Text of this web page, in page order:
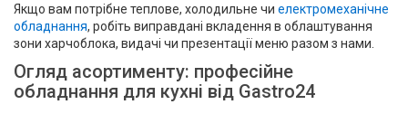
Якщо вам потрібне теплове, холодильне чи електромеханічне
обладнання, робіть виправдані вкладення в облаштування
зони харчоблока, видачі чи презентації меню разом з нами.
Огляд асортименту: професійне
обладнання для кухні від Gastro24